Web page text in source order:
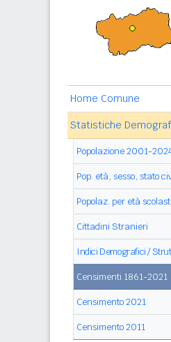
Home Comune
Statistiche
Popolazione 2001-
Pop. età, sesso, stato
Popolaz. per età
Cittadini Stranieri
Indici Demografici /
Censimenti 1861-2021
Censimento 2021
Censimento 2011